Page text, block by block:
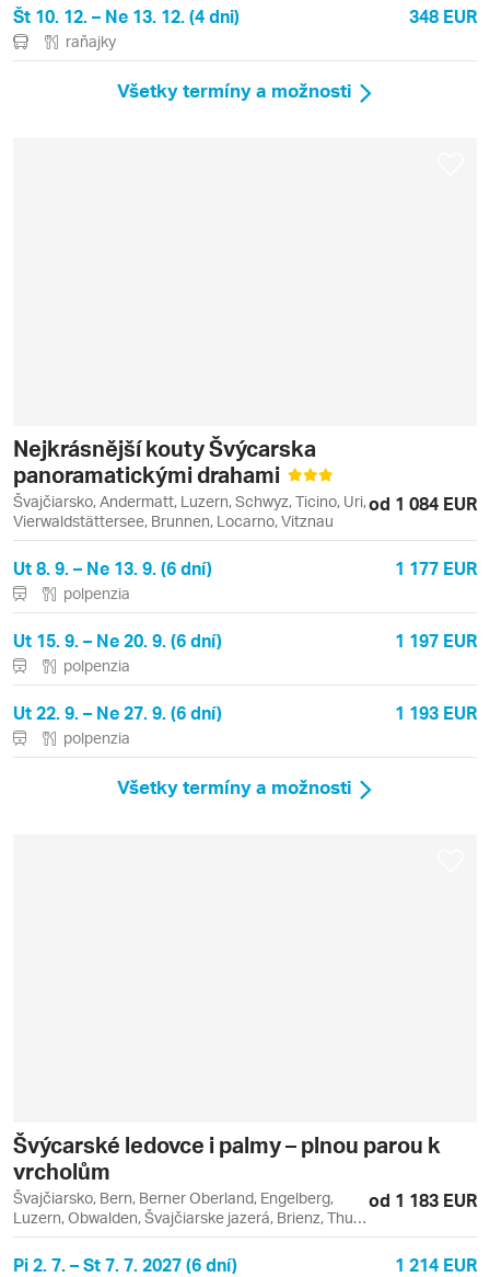
Št 10. 12. – Ne 13. 12. (4 dni) 348 EUR
raňajky
Všetky termíny a možnosti
Nejkrásnější kouty Švýcarska
panoramatickými drahami
Švajčiarsko, Andermatt, Luzern, Schwyz, Ticino, Uri,
Vierwaldstättersee, Brunnen, Locarno, Vitznau
od 1 084 EUR
Ut 8. 9. – Ne 13. 9. (6 dní) 1 177 EUR
polpenzia
Ut 15. 9. – Ne 20. 9. (6 dní) 1 197 EUR
polpenzia
Ut 22. 9. – Ne 27. 9. (6 dní) 1 193 EUR
polpenzia
Všetky termíny a možnosti
Švýcarské ledovce i palmy – plnou parou k
vrcholům
Švajčiarsko, Bern, Berner Oberland, Engelberg,
Luzern, Obwalden, Švajčiarske jazerá, Brienz, Thun,
Thunské jazero
od 1 183 EUR
Pi 2. 7. – St 7. 7. 2027 (6 dní) 1 214 EUR